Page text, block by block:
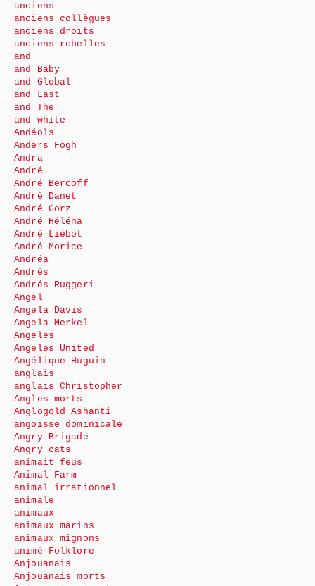
anciens
anciens collègues
anciens droits
anciens rebelles
and
and Baby
and Global
and Last
and The
and white
Andéols
Anders Fogh
Andra
André
André Bercoff
André Danet
André Gorz
André Héléna
André Liébot
André Morice
Andréa
Andrés
Andrés Ruggeri
Angel
Angela Davis
Angela Merkel
Angeles
Angeles United
Angélique Huguin
anglais
anglais Christopher
Angles morts
Anglogold Ashanti
angoisse dominicale
Angry Brigade
Angry cats
animait feus
Animal Farm
animal irrationnel
animale
animaux
animaux marins
animaux mignons
animé Folklore
Anjouanais
Anjouanais morts